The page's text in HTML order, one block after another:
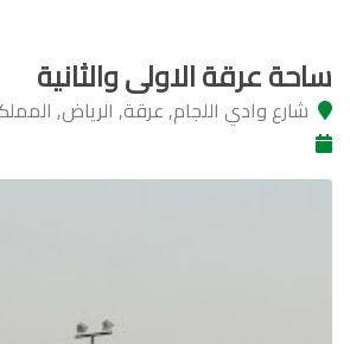
ساحة عرقة الاولى والثانية
شارع وادي اللجام, عرقة, الرياض,